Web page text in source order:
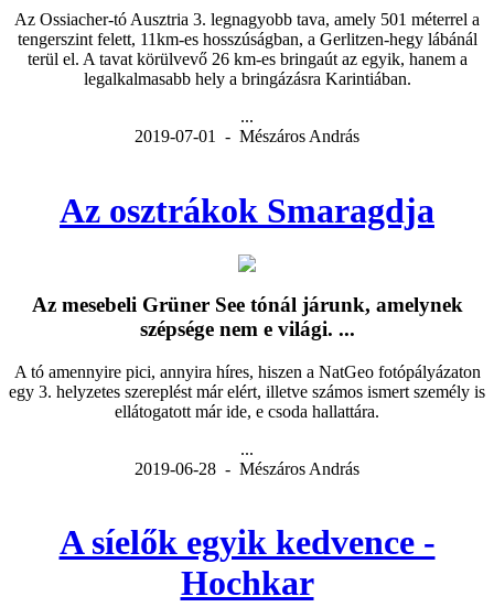
Az Ossiacher-tó Ausztria 3. legnagyobb tava, amely 501 méterrel a
tengerszint felett, 11km-es hosszúságban, a Gerlitzen-hegy lábánál
terül el. A tavat körülvevő 26 km-es bringaút az egyik, hanem a
legalkalmasabb hely a bringázásra Karintiában.
...
2019-07-01 - Mészáros András
Az osztrákok Smaragdja
Az mesebeli Grüner See tónál járunk, amelynek
szépsége nem e világi. ...
A tó amennyire pici, annyira híres, hiszen a NatGeo fotópályázaton
egy 3. helyzetes szereplést már elért, illetve számos ismert személy is
ellátogatott már ide, e csoda hallattára.
...
2019-06-28 - Mészáros András
A síelők egyik kedvence -
Hochkar